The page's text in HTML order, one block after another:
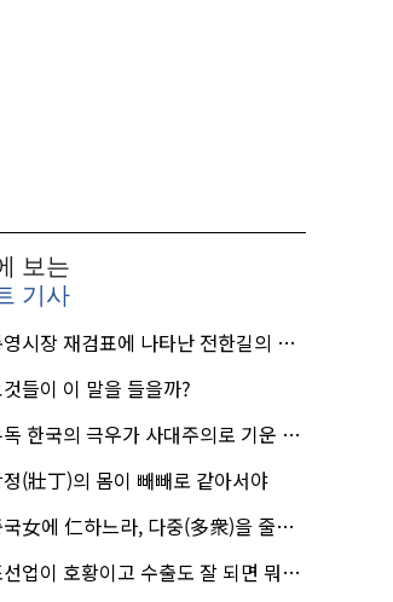
보는
기사
시장 재검표에 나타난 전한길의 무
들이 이 말을 들을까?
한국의 극우가 사대주의로 기운 이
(壯丁)의 몸이 빼빼로 같아서야
女에 仁하느라, 다중(多衆)을 줄세
업이 호황이고 수출도 잘 되면 뭐하